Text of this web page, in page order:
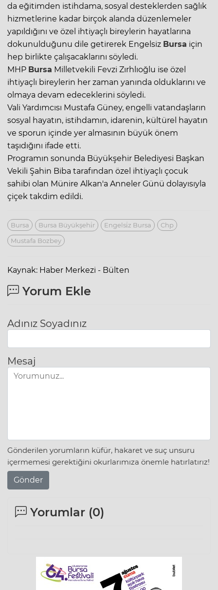
da eğitimden istihdama, sosyal desteklerden sağlık
hizmetlerine kadar birçok alanda düzenlemeler
yapıldığını ve özel ihtiyaçlı bireylerin hayatlarına
dokunulduğunu dile getirerek Engelsiz Bursa için
hep birlikte çalışacaklarını söyledi.
MHP Bursa Milletvekili Fevzi Zırhlıoğlu ise özel
ihtiyaçlı bireylerin her zaman yanında olduklarını ve
olmaya devam edeceklerini söyledi.
Vali Yardımcısı Mustafa Güney, engelli vatandaşların
sosyal hayatın, istihdamın, idarenin, kültürel hayatın
ve sporun içinde yer almasının büyük önem
taşıdığını ifade etti.
Programın sonunda Büyükşehir Belediyesi Başkan
Vekili Şahin Biba tarafından özel ihtiyaçlı çocuk
sahibi olan Münire Alkan'a Anneler Günü dolayısıyla
çiçek takdim edildi.
Bursa Bursa Büyükşehi̇r Engelsi̇z Bursa
Chp
Mustafa Bozbey
Kaynak: Haber Merkezi - Bülten
Yorum Ekle
Adınız Soyadınız
Mesaj
Gönderilen yorumların küfür, hakaret ve suç unsuru
içermemesi gerektiğini okurlarımıza önemle hatırlatırız!
Gönder
Yorumlar (0)